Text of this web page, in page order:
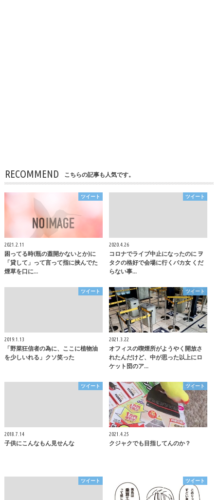
RECOMMEND こちらの記事も人気です。
ツイート
2021.2.11
困ってる時(瓶の蓋開かないとか)に
「貸して」って言って指に挟んでた
煙草を口に…
ツイート
2020.4.26
コロナでライブ中止になったのに ヲ
タクの格好で会場に行くバカ女 くだ
らない事…
ツイート
2019.1.13
「野菜狂信者の為に、ここに植物油
を少しいれる」クソ笑った
ツイート
2021.3.22
オフィスの喫煙所がようやく開放さ
れたんだけど、中が思った以上にロ
ケット団のア…
ツイート
2018.7.14
子供にこんなもん見せんな
ツイート
2021.4.25
クジャクでも目指してんのか？
ツイート ツイート